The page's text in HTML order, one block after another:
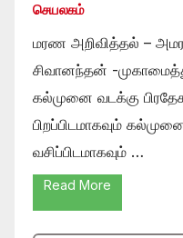
செயலகம்
மரண அறிவித்தல் –
சிவானந்தன் -
கல்முனை வடக்கு
பிறப்பிடமாகவும்
வசிப்பிடமாகவும் …
Read More